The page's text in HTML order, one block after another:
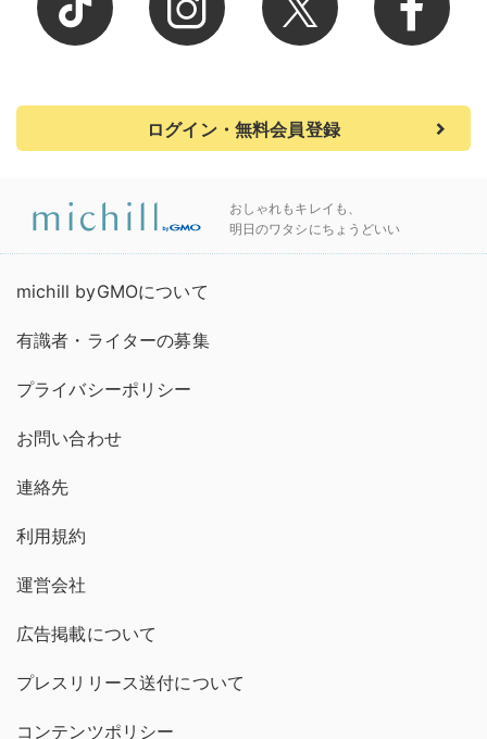
ログイン・無料会員登録
おしゃれもキレイも、
明日のワタシにちょうどいい
michill byGMOについて
有識者・ライターの募集
プライバシーポリシー
お問い合わせ
連絡先
利用規約
運営会社
広告掲載について
プレスリリース送付について
コンテンツポリシー